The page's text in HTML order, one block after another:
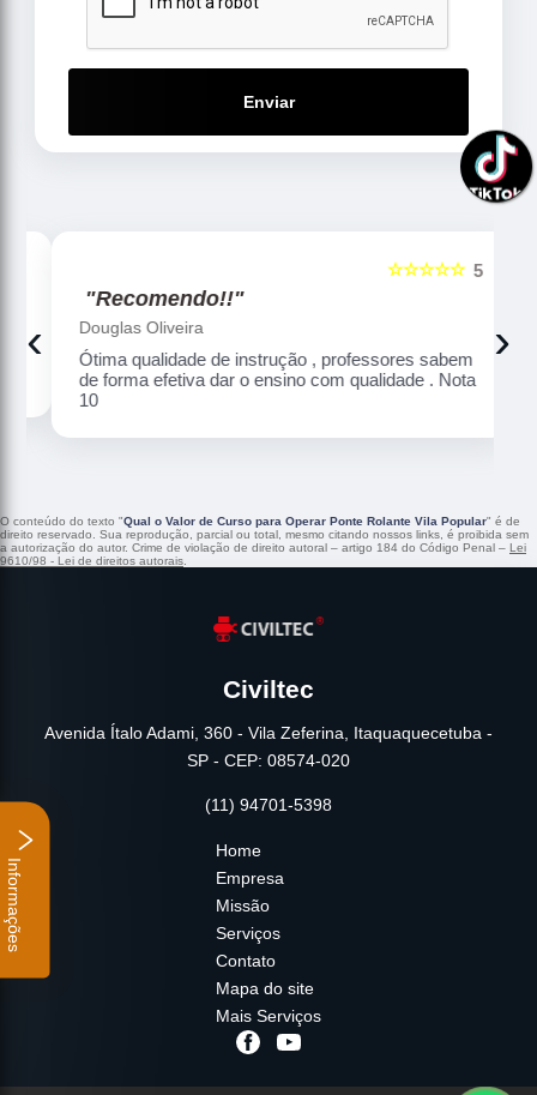
Enviar
5
☆☆☆☆☆
"Recomendo!!"
Douglas Oliveira
Ótima qualidade de instrução , professores sabem
de forma efetiva dar o ensino com qualidade . Nota
10
‹ ›
O conteúdo do texto "Qual o Valor de Curso para Operar Ponte Rolante Vila Popular" é de
direito reservado. Sua reprodução, parcial ou total, mesmo citando nossos links, é proibida sem
a autorização do autor. Crime de violação de direito autoral – artigo 184 do Código Penal – Lei
9610/98 - Lei de direitos autorais.
Civiltec
Avenida Ítalo Adami, 360 - Vila Zeferina, Itaquaquecetuba -
SP - CEP: 08574-020
(11) 94701-5398
Home
Empresa
Missão
Serviços
Contato
Mapa do site
Mais Serviços
Informações